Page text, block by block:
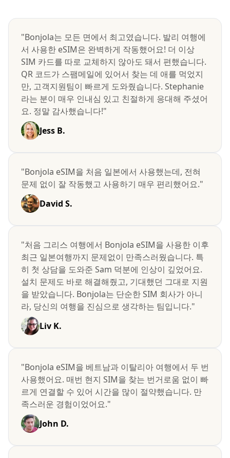
"Bonjola는 모든 면에서 최고였습니다. 발리 여행에
서 사용한 eSIM은 완벽하게 작동했어요! 더 이상
SIM 카드를 따로 교체하지 않아도 돼서 편했습니다.
QR 코드가 스팸메일에 있어서 찾는 데 애를 먹었지
만, 고객지원팀이 빠르게 도와줬습니다. Stephanie
라는 분이 매우 인내심 있고 친절하게 응대해 주셨어
요. 정말 감사했습니다!"
Jess B.
"Bonjola eSIM을 처음 일본에서 사용했는데, 전혀
문제 없이 잘 작동했고 사용하기 매우 편리했어요."
David S.
"처음 그리스 여행에서 Bonjola eSIM을 사용한 이후
최근 일본여행까지 문제없이 만족스러웠습니다. 특
히 첫 상담을 도와준 Sam 덕분에 인상이 깊었어요.
설치 문제도 바로 해결해줬고, 기대했던 그대로 지원
을 받았습니다. Bonjola는 단순한 SIM 회사가 아니
라, 당신의 여행을 진심으로 생각하는 팀입니다."
Liv K.
"Bonjola eSIM을 베트남과 이탈리아 여행에서 두 번
사용했어요. 매번 현지 SIM을 찾는 번거로움 없이 빠
르게 연결할 수 있어 시간을 많이 절약했습니다. 만
족스러운 경험이었어요."
John D.